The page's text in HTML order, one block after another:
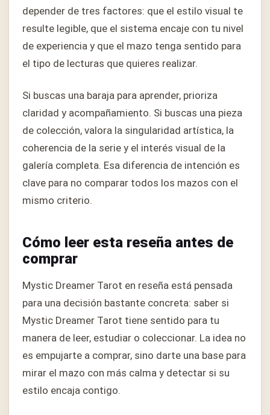
depender de tres factores: que el estilo visual te
resulte legible, que el sistema encaje con tu nivel
de experiencia y que el mazo tenga sentido para
el tipo de lecturas que quieres realizar.
Si buscas una baraja para aprender, prioriza
claridad y acompañamiento. Si buscas una pieza
de colección, valora la singularidad artística, la
coherencia de la serie y el interés visual de la
galería completa. Esa diferencia de intención es
clave para no comparar todos los mazos con el
mismo criterio.
Cómo leer esta reseña antes de
comprar
Mystic Dreamer Tarot en reseña está pensada
para una decisión bastante concreta: saber si
Mystic Dreamer Tarot tiene sentido para tu
manera de leer, estudiar o coleccionar. La idea no
es empujarte a comprar, sino darte una base para
mirar el mazo con más calma y detectar si su
estilo encaja contigo.